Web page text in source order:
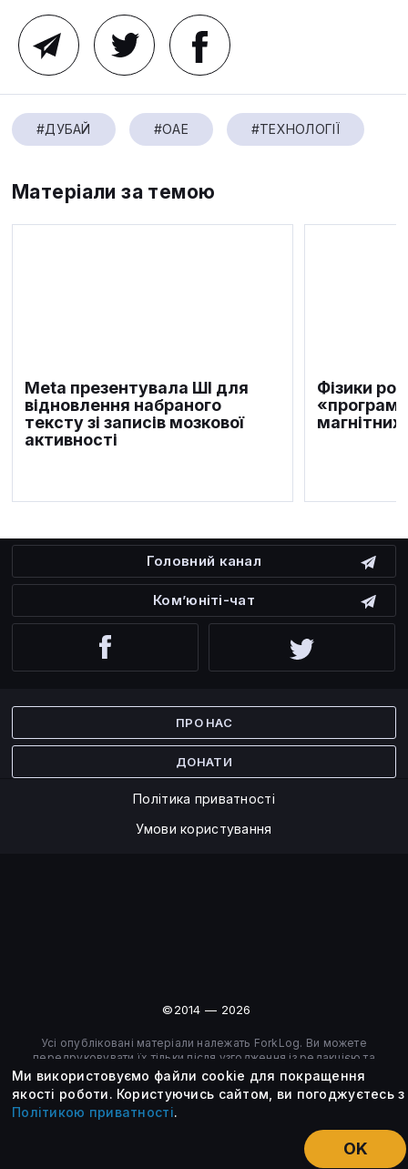
КУРСИ КРИПТОВАЛЮТ
#ДУБАЙ #ОАЕ #ТЕХНОЛОГІЇ
Матеріали за темою
Meta презентувала ШІ для
відновлення набраного
тексту зі записів мозкової
активності
Фізики
магнітних
Головний канал
Ком’юніті-чат
ПРО НАС
ДОНАТИ
Політика приватності
Умови користування
©2014 — 2026
Усі опубліковані матеріали належать ForkLog. Ви можете
передруковувати їх тільки після узгодження із редакцією та
вказанням активного посилання на ForkLog.
Ми використовуємо файли cookie для покращення
якості роботи. Користуючись сайтом, ви погоджуєтесь з
Політикою приватності.
OK